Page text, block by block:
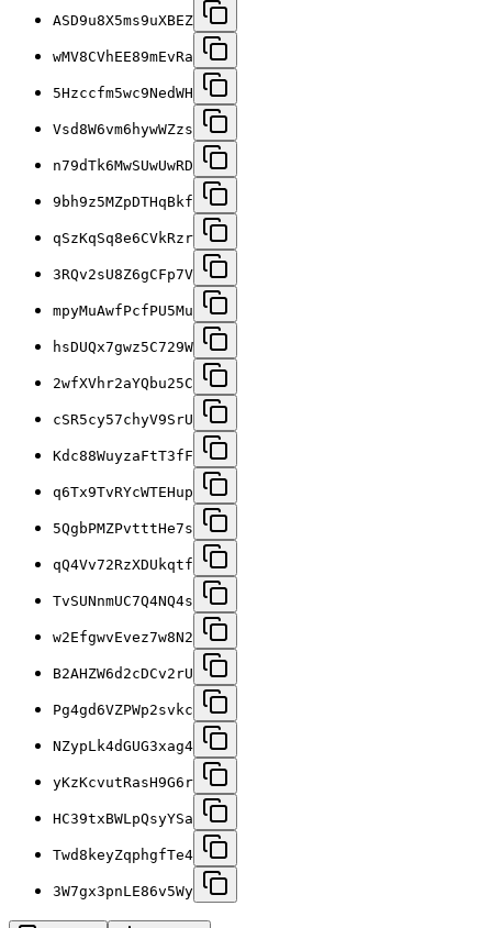
ASD9u8X5ms9uXBEZ
wMV8CVhEE89mEvRa
5Hzccfm5wc9NedWH
Vsd8W6vm6hywWZzs
n79dTk6MwSUwUwRD
9bh9z5MZpDTHqBkf
qSzKqSq8e6CVkRzr
3RQv2sU8Z6gCFp7V
mpyMuAwfPcfPU5Mu
hsDUQx7gwz5C729W
2wfXVhr2aYQbu25C
cSR5cy57chyV9SrU
Kdc88WuyzaFtT3fF
q6Tx9TvRYcWTEHup
5QgbPMZPvtttHe7s
qQ4Vv72RzXDUkqtf
TvSUNnmUC7Q4NQ4s
w2EfgwvEvez7w8N2
B2AHZW6d2cDCv2rU
Pg4gd6VZPWp2svkc
NZypLk4dGUG3xag4
yKzKcvutRasH9G6r
HC39txBWLpQsyYSa
Twd8keyZqphgfTe4
3W7gx3pnLE86v5Wy